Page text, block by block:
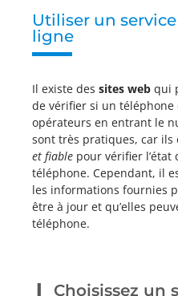
Utiliser un
ligne
Il existe des sites web qui
de vérifier si un
opérateurs en entrant le
sont très pratiques, car ils
et fiable pour vérifier l’état
téléphone. Cependant, il
les informations fournies
être à jour et qu’elles
téléphone.
Choisissez un